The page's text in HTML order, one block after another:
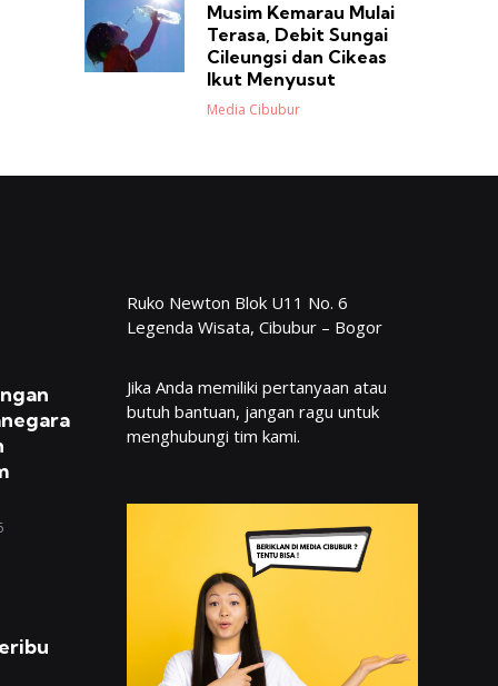
Musim Kemarau Mulai
Terasa, Debit Sungai
Cileungsi dan Cikeas
Ikut Menyusut
Posted
Media Cibubur
Ruko Newton Blok U11 No. 6
Legenda Wisata, Cibubur – Bogor
Jika Anda memiliki pertanyaan atau
butuh bantuan, jangan ragu untuk
menghubungi tim kami.